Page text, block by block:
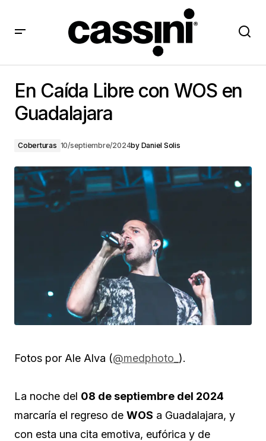
En Caída Libre con WOS en
Guadalajara
Coberturas 10/septiembre/2024by Daniel Solis
Fotos por Ale Alva (@medphoto_ ).
La noche del 08 de septiembre del 2024
marcaría el regreso de WOS a Guadalajara, y
con esta una cita emotiva, eufórica y de